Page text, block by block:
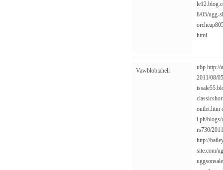
8/05/ugg-
html
Vawblobiaheli u6p http://
2011/08/
outlet.htm
i.ph/blogs/
rs730/
http://
site.com/